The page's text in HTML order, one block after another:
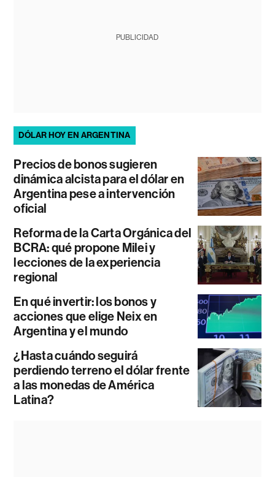
PUBLICIDAD
DÓLAR HOY EN ARGENTINA
Precios de bonos sugieren
dinámica alcista para el dólar en
Argentina pese a intervención
oficial
Reforma de la Carta Orgánica del
BCRA: qué propone Milei y
lecciones de la experiencia
regional
En qué invertir: los bonos y
acciones que elige Neix en
Argentina y el mundo
¿Hasta cuándo seguirá
perdiendo terreno el dólar frente
a las monedas de América
Latina?